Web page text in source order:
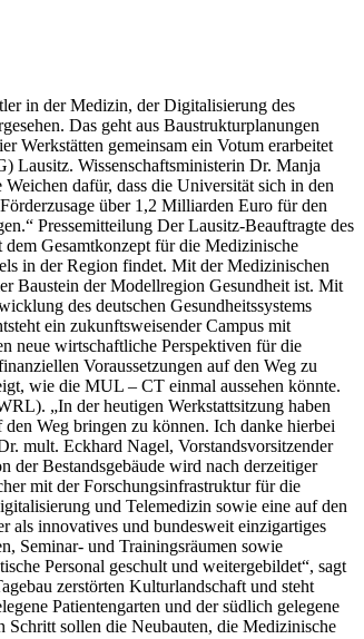
in der Medizin, der Digitalisierung des
Das geht aus Baustrukturplanungen
Werkstätten gemeinsam ein Votum erarbeitet
Lausitz. Wissenschaftsministerin Dr. Manja
dafür, dass die Universität sich in den
über 1,2 Milliarden Euro für den
Pressemitteilung Der Lausitz-Beauftragte des
dem Gesamtkonzept für die Medizinische
in der Region findet. Mit der Medizinischen
Baustein der Modellregion Gesundheit ist. Mit
des deutschen Gesundheitssystems
ein zukunftsweisender Campus mit
neue wirtschaftliche Perspektiven für die
Voraussetzungen auf den Weg zu
wie die MUL – CT einmal aussehen könnte.
„In der heutigen Werkstattsitzung haben
Weg bringen zu können. Ich danke hierbei
mult. Eckhard Nagel, Vorstandsvorsitzender
Bestandsgebäude wird nach derzeitiger
mit der Forschungsinfrastruktur für die
und Telemedizin sowie eine auf den
als innovatives und bundesweit einzigartiges
Seminar- und Trainingsräumen sowie
Personal geschult und weitergebildet“, sagt
zerstörten Kulturlandschaft und steht
Patientengarten und der südlich gelegene
Schritt sollen die Neubauten, die Medizinische